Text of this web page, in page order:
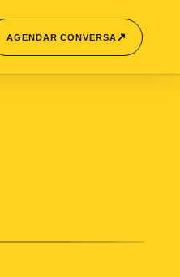
AGENDAR CONVERSA↗